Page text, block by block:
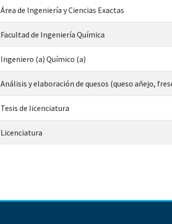
Área de Ingeniería y Ciencias Exactas
Facultad de Ingeniería Química
Ingeniero (a) Químico (a)
Análisis y elaboración de quesos (queso añejo,
Tesis de licenciatura
Licenciatura